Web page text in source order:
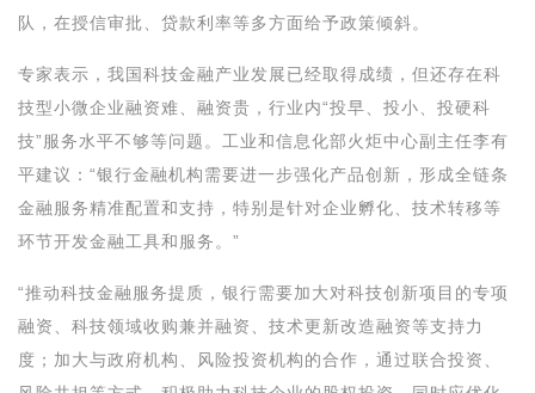
队，在授信审批、贷款利率等多方面给予政策倾斜。
专家表示，我国科技金融产业发展已经取得成绩，但还存在科
技型小微企业融资难、融资贵，行业内“投早、投小、投硬科
技”服务水平不够等问题。工业和信息化部火炬中心副主任李有
平建议：“银行金融机构需要进一步强化产品创新，形成全链条
金融服务精准配置和支持，特别是针对企业孵化、技术转移等
环节开发金融工具和服务。”
“推动科技金融服务提质，银行需要加大对科技创新项目的专项
融资、科技领域收购兼并融资、技术更新改造融资等支持力
度；加大与政府机构、风险投资机构的合作，通过联合投资、